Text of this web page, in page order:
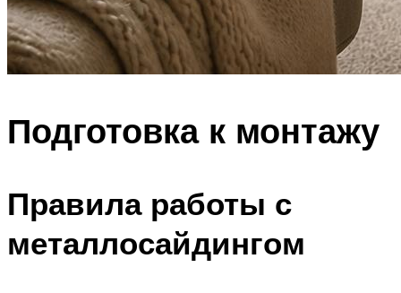
Подготовка к монтажу
Правила работы с
металлосайдингом